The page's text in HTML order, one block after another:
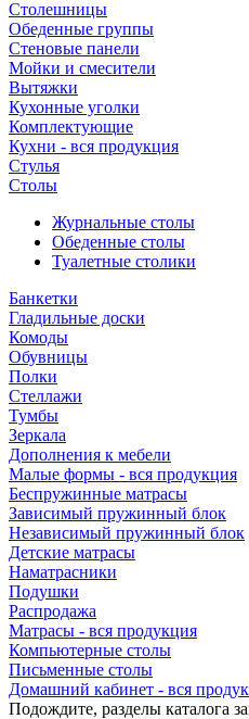
Столешницы
Обеденные группы
Стеновые панели
Мойки и смесители
Вытяжки
Кухонные уголки
Комплектующие
Кухни - вся продукция
Стулья
Столы
Журнальные столы
Обеденные столы
Туалетные столики
Банкетки
Гладильные доски
Комоды
Обувницы
Полки
Стеллажи
Тумбы
Зеркала
Дополнения к мебели
Малые формы - вся продукция
Беспружинные матрасы
Зависимый пружинный блок
Независимый пружинный блок
Детские матрасы
Наматрасники
Подушки
Распродажа
Матрасы - вся продукция
Компьютерные столы
Письменные столы
Домашний кабинет - вся
Подождите, разделы каталога